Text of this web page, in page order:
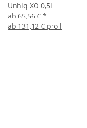
Unhiq XO 0,5l
ab 65,56 € *
ab 131,12 € pro l